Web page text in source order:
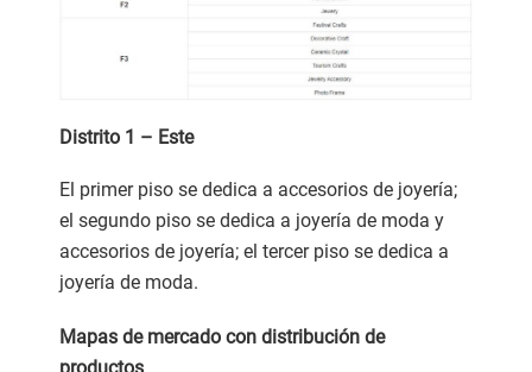
Distrito 1 – Este
El primer piso se dedica a accesorios de joyería;
el segundo piso se dedica a joyería de moda y
accesorios de joyería; el tercer piso se dedica a
joyería de moda.
Mapas de mercado con distribución de